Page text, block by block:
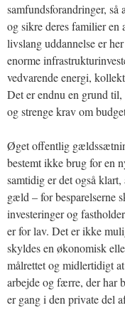
samfundsforandringer, så
og sikre deres familier
livslang uddannelse er
enorme
vedvarende energi,
Det er endnu en grund
og strenge krav om
Øget offentlig
bestemt ikke brug for en
samtidig er det også
gæld – for besparelserne
investeringer og
er for lav. Det er ikke
skyldes en økonomisk
målrettet og midlertidigt
arbejde og færre, der har
er gang i den private del